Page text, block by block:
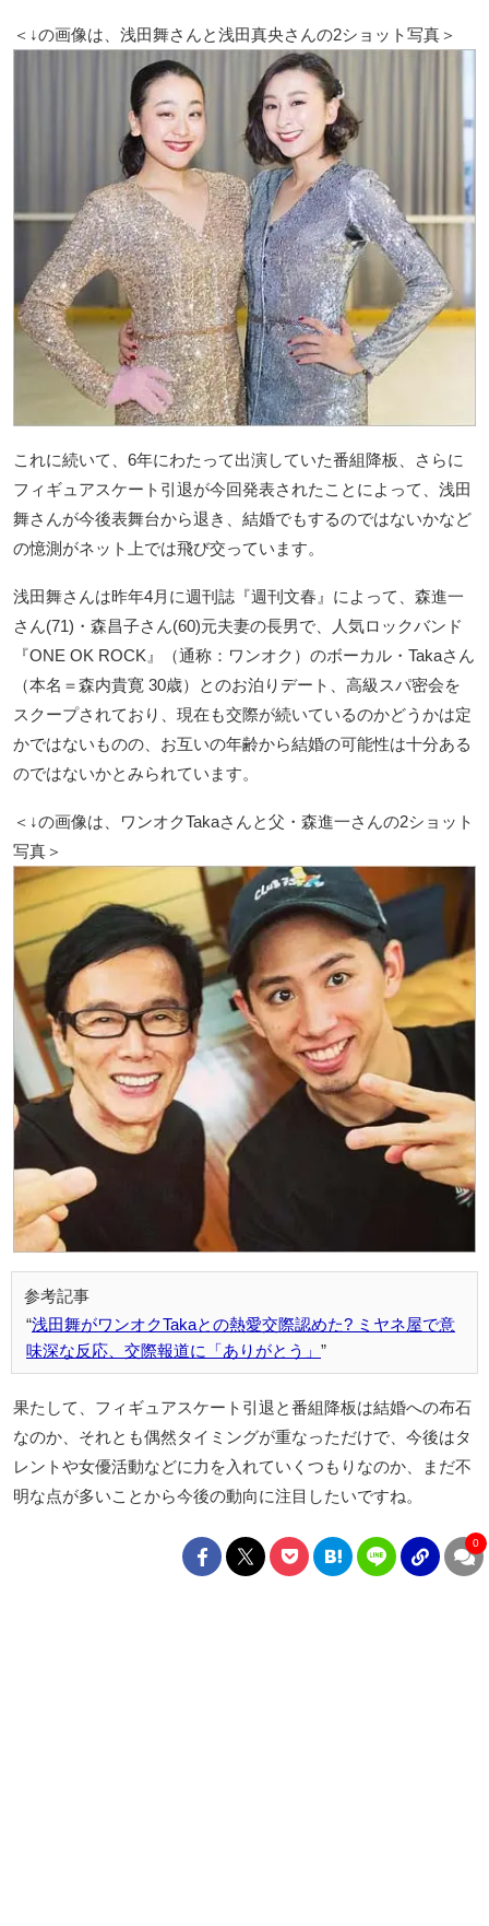
＜↓の画像は、浅田舞さんと浅田真央さんの2ショット写真＞
これに続いて、6年にわたって出演していた番組降板、さらに
フィギュアスケート引退が今回発表されたことによって、浅田
舞さんが今後表舞台から退き、結婚でもするのではないかなど
の憶測がネット上では飛び交っています。
浅田舞さんは昨年4月に週刊誌『週刊文春』によって、森進一
さん(71)・森昌子さん(60)元夫妻の長男で、人気ロックバンド
『ONE OK ROCK』（通称：ワンオク）のボーカル・Takaさん
（本名＝森内貴寛 30歳）とのお泊りデート、高級スパ密会を
スクープされており、現在も交際が続いているのかどうかは定
かではないものの、お互いの年齢から結婚の可能性は十分ある
のではないかとみられています。
＜↓の画像は、ワンオクTakaさんと父・森進一さんの2ショット
写真＞
浅田舞がワンオクTakaとの熱愛交際認めた? ミヤネ屋で意
味深な反応、交際報道に「ありがとう」
果たして、フィギュアスケート引退と番組降板は結婚への布石
なのか、それとも偶然タイミングが重なっただけで、今後はタ
レントや女優活動などに力を入れていくつもりなのか、まだ不
明な点が多いことから今後の動向に注目したいですね。
0